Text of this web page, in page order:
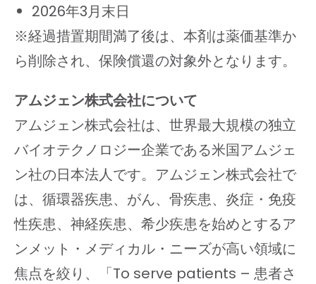
2026年3月末日
※経過措置期間満了後は、本剤は薬価基準か
ら削除され、保険償還の対象外となります。
アムジェン株式会社について
アムジェン株式会社は、世界最大規模の独立
バイオテクノロジー企業である米国アムジェ
ン社の日本法人です。アムジェン株式会社で
は、循環器疾患、がん、骨疾患、炎症・免疫
性疾患、神経疾患、希少疾患を始めとするア
ンメット・メディカル・ニーズが高い領域に
焦点を絞り、「To serve patients – 患者さ